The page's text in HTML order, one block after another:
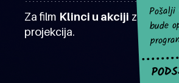
Za film Klinci u akciji za sad
projekcija.
bude